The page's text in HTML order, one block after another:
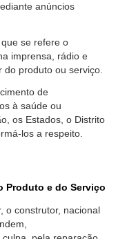
anúncios
se refere o
imprensa, rádio e
do produto ou serviço.
de
à saúde ou
os Estados, o Distrito
los a respeito.
Produto e do Serviço
o construtor, nacional